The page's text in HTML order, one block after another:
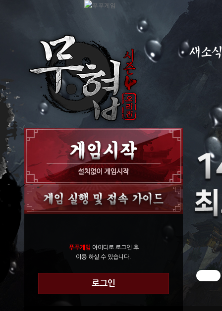
새소
공지사항
GM TIP
푸푸게임 아이디로 로그인 후
이용 하실 수 있습니다.
로그인